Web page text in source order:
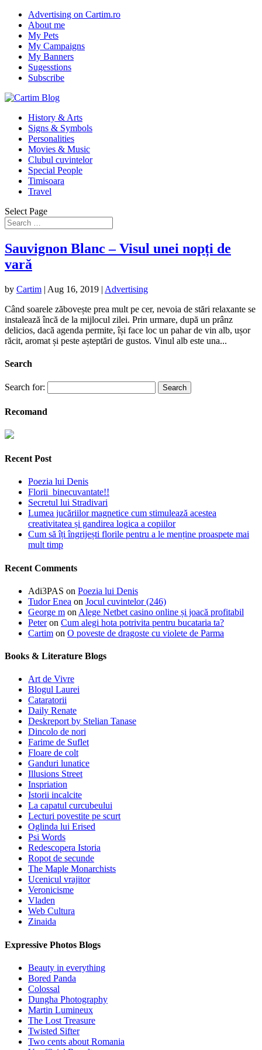
Advertising on Cartim.ro
About me
My Pets
My Campaigns
My Banners
Sugesstions
Subscribe
History & Arts
Signs & Symbols
Personalities
Movies & Music
Clubul cuvintelor
Special People
Timisoara
Travel
Select Page
Sauvignon Blanc – Visul unei nopți de
vară
by Cartim | Aug 16, 2019 | Advertising
Când soarele zăbovește prea mult pe cer, nevoia de stări relaxante se
instalează încă de la mijlocul zilei. Prin urmare, după un prânz
delicios, dacă agenda permite, își face loc un pahar de vin alb, ușor
răcit, aromat și peste așteptări de gustos. Vinul alb este una...
Search
Search for:
Recomand
Recent Post
Poezia lui Denis
Florii binecuvantate!!
Secretul lui Stradivari
Lumea jucăriilor magnetice cum stimulează acestea
creativitatea și gandirea logica a copiilor
Cum să îți îngrijești florile pentru a le menține proaspete mai
mult timp
Recent Comments
Adi3PAS on Poezia lui Denis
Tudor Enea on Jocul cuvintelor (246)
George m on Alege Netbet casino online și joacă profitabil
Peteron Cum alegi hota potrivita pentru bucataria ta?
Cartim on O poveste de dragoste cu violete de Parma
Books & Literature Blogs
Art de Vivre
Blogul Laurei
Cataratorii
Daily Renate
Deskreport by Stelian Tanase
Dincolo de nori
Farime de Suflet
Floare de colt
Ganduri lunatice
Illusions Street
Inspriation
Istorii incalcite
La capatul curcubeului
Lecturi povestite pe scurt
Oglinda lui Erised
Psi Words
Redescopera Istoria
Ropot de secunde
The Maple Monarchists
Ucenicul vrajitor
Veronicisme
Vladen
Web Cultura
Zinaida
Expressive Photos Blogs
Beauty in everything
Bored Panda
Colossal
Dungha Photography
Martin Lumineux
The Lost Treasure
Twisted Sifter
Two cents about Romania